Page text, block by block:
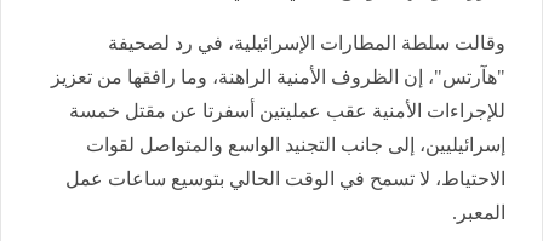
وقالت سلطة المطارات الإسرائيلية، في رد لصحيفة
"هآرتس"، إن الظروف الأمنية الراهنة، وما رافقها من تعزيز
للإجراءات الأمنية عقب عمليتين أسفرتا عن مقتل خمسة
إسرائيليين، إلى جانب التجنيد الواسع والمتواصل لقوات
الاحتياط، لا تسمح في الوقت الحالي بتوسيع ساعات عمل
المعبر.